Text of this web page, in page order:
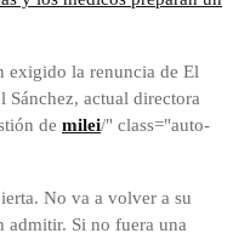
exigido la renuncia de El
Sánchez, actual directora
de milei/" class="auto-
No va a volver a su
admitir. Si no fuera una